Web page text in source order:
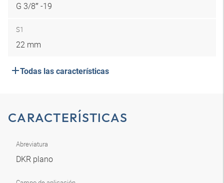
G 3/8″ -19
S1
22 mm
Todas las características
CARACTERÍSTICAS
Abreviatura
DKR plano